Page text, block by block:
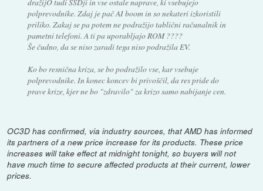
polprevodnike. Zdaj je pač AI boom in so nekateri izkoristili
priliko. Zakaj se pa potem ne podražijo tablični računalnik in
pametni telefoni. A ti pa uporabljajo ROM ????
Še čudno, da se niso zaradi tega niso podražila EV.
Ko bo resnična kriza, se bo podražilo vse, kar vsebuje
polprevodnike. In konec koncev bi privoščil, da res pride do
prave krize, kjer ne bo "zdravilo" za krizo samo nabijanje cen.
OC3D has confirmed, via industry sources, that AMD has informed
its partners of a new price increase for its products. These price
increases will take effect at midnight tonight, so buyers will not
have much time to secure affected products at their current, lower
prices.